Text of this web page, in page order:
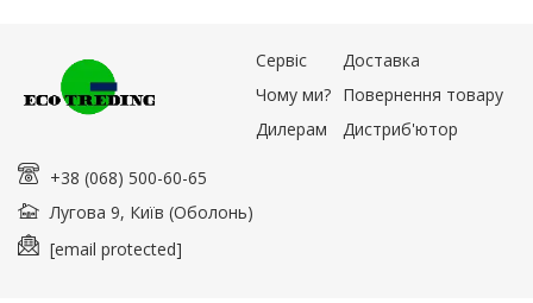
Висока швидкість упаковки великої кількості
грошей.
Перш ніж купити вакуумний пакувальник грошей,
рекомендується визначитися з умовами його
експлуатації. Чим більше готівки проходить через
організацію, тим продуктивніше має бути пристрій.
Також, до основних характеристик варто віднести
швидкість упаковки,продуктивний рівень насоса
. Додатково, варто
- значення, яке визначає
Сервіс
Чому ми?
Дилерам
Доставка
Повернення товару
Дистриб'ютор
+38 (068) 500-60-65
Лугова 9, Київ (Оболонь)
[email protected]